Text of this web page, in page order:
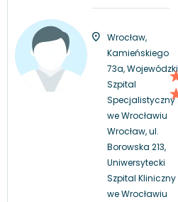
Wrocław,
Kamieńskiego
73a, Wojewódzki
Szpital
Specjalistyczny
we Wrocławiu
Wrocław, ul.
Borowska 213,
Uniwersytecki
Szpital Kliniczny
we Wrocławiu